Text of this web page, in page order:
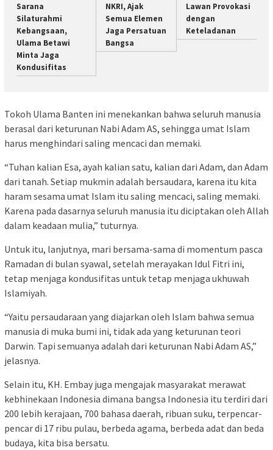
Sarana
Silaturahmi
Kebangsaan,
Ulama Betawi
Minta Jaga
Kondusifitas
NKRI, Ajak
Semua Elemen
Jaga Persatuan
Bangsa
Lawan Provokasi
dengan
Keteladanan
Tokoh Ulama Banten ini menekankan bahwa seluruh manusia
berasal dari keturunan Nabi Adam AS, sehingga umat Islam
harus menghindari saling mencaci dan memaki.
“Tuhan kalian Esa, ayah kalian satu, kalian dari Adam, dan Adam
dari tanah. Setiap mukmin adalah bersaudara, karena itu kita
haram sesama umat Islam itu saling mencaci, saling memaki.
Karena pada dasarnya seluruh manusia itu diciptakan oleh Allah
dalam keadaan mulia,” tuturnya.
Untuk itu, lanjutnya, mari bersama-sama di momentum pasca
Ramadan di bulan syawal, setelah merayakan Idul Fitri ini,
tetap menjaga kondusifitas untuk tetap menjaga ukhuwah
Islamiyah.
“Yaitu persaudaraan yang diajarkan oleh Islam bahwa semua
manusia di muka bumi ini, tidak ada yang keturunan teori
Darwin. Tapi semuanya adalah dari keturunan Nabi Adam AS,”
jelasnya.
Selain itu, KH. Embay juga mengajak masyarakat merawat
kebhinekaan Indonesia dimana bangsa Indonesia itu terdiri dari
200 lebih kerajaan, 700 bahasa daerah, ribuan suku, terpencar-
pencar di 17 ribu pulau, berbeda agama, berbeda adat dan beda
budaya, kita bisa bersatu.